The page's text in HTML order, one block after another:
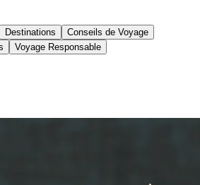
Destinations
Conseils de Voyage
Voyage Responsable